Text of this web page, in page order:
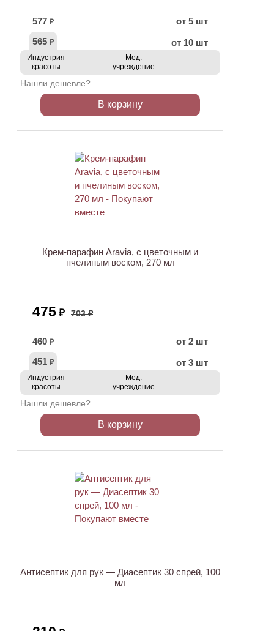
577 ₽
от 5 шт
565 ₽ от 10 шт
Индустрия
красоты
Мед.
учреждение
Нашли дешевле?
В корзину
Крем-парафин Aravia, с цветочным и
пчелиным воском, 270 мл
475 ₽ 703 ₽
460 ₽
от 2 шт
451 ₽ от 3 шт
Индустрия
красоты
Мед.
учреждение
Нашли дешевле?
В корзину
Антисептик для рук — Диасептик 30 спрей, 100
мл